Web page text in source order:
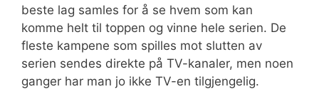
beste lag samles for å se hvem som kan
komme helt til toppen og vinne hele serien. De
fleste kampene som spilles mot slutten av
serien sendes direkte på TV-kanaler, men noen
ganger har man jo ikke TV-en tilgjengelig.